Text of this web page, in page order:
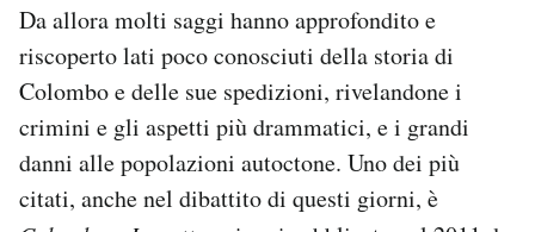
Da allora molti saggi hanno approfondito e
riscoperto lati poco conosciuti della storia di
Colombo e delle sue spedizioni, rivelandone i
crimini e gli aspetti più drammatici, e i grandi
danni alle popolazioni autoctone. Uno dei più
citati, anche nel dibattito di questi giorni, è